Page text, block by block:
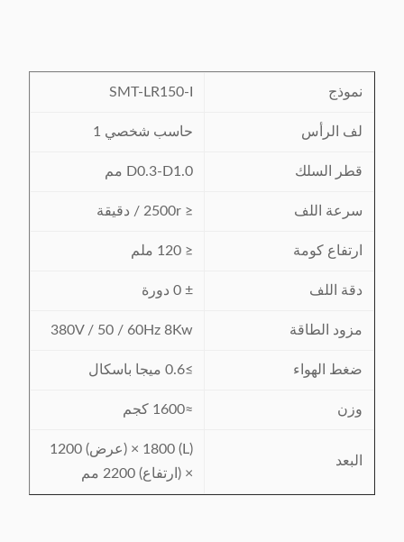
نموذج SMT-LR150-I
لف الرأس حاسب شخصي 1
قطر السلك D0.3-D1.0 مم
سرعة اللف ≤ 2500r / دقيقة
ارتفاع كومة ≤ 120 ملم
دقة اللف ± 0 دورة
مزود الطاقة 380V / 50 / 60Hz 8Kw
ضغط الهواء ≥0.6 ميجا باسكال
وزن ≈1600 كجم
البعد
(L) 1800 × (عرض) 1200
× (ارتفاع) 2200 مم